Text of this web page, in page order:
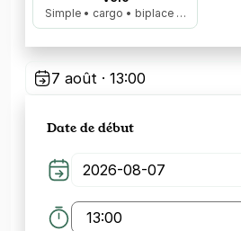
Simple • cargo • biplace …
7 août · 13:00
Date de début